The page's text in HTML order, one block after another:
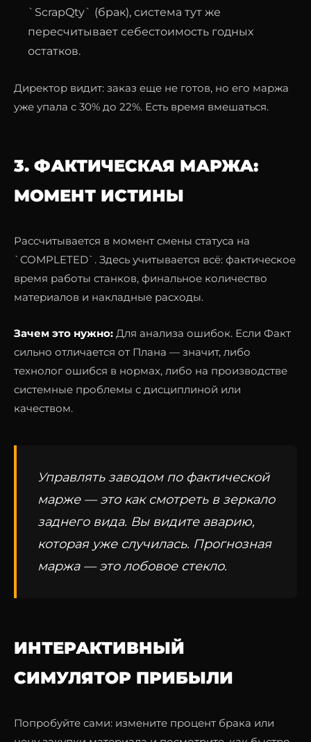
`ScrapQty` (брак), система тут же
пересчитывает себестоимость годных
остатков.
Директор видит: заказ еще не готов, но его маржа
уже упала с 30% до 22%. Есть время вмешаться.
3. ФАКТИЧЕСКАЯ МАРЖА:
МОМЕНТ ИСТИНЫ
Рассчитывается в момент смены статуса на
`COMPLETED`. Здесь учитывается всё: фактическое
время работы станков, финальное количество
материалов и накладные расходы.
Зачем это нужно: Для анализа ошибок. Если Факт
сильно отличается от Плана — значит, либо
технолог ошибся в нормах, либо на производстве
системные проблемы с дисциплиной или
качеством.
Управлять заводом по фактической
марже — это как смотреть в зеркало
заднего вида. Вы видите аварию,
которая уже случилась. Прогнозная
маржа — это лобовое стекло.
ИНТЕРАКТИВНЫЙ
СИМУЛЯТОР ПРИБЫЛИ
Попробуйте сами: измените процент брака или